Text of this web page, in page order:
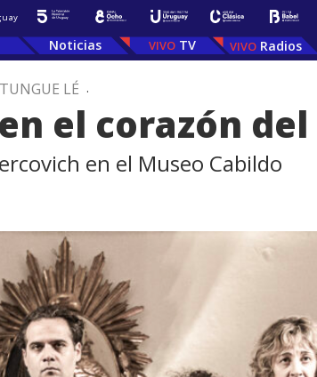
Noticias TV Radios
LÉ .
el corazón
en el Museo Cabildo